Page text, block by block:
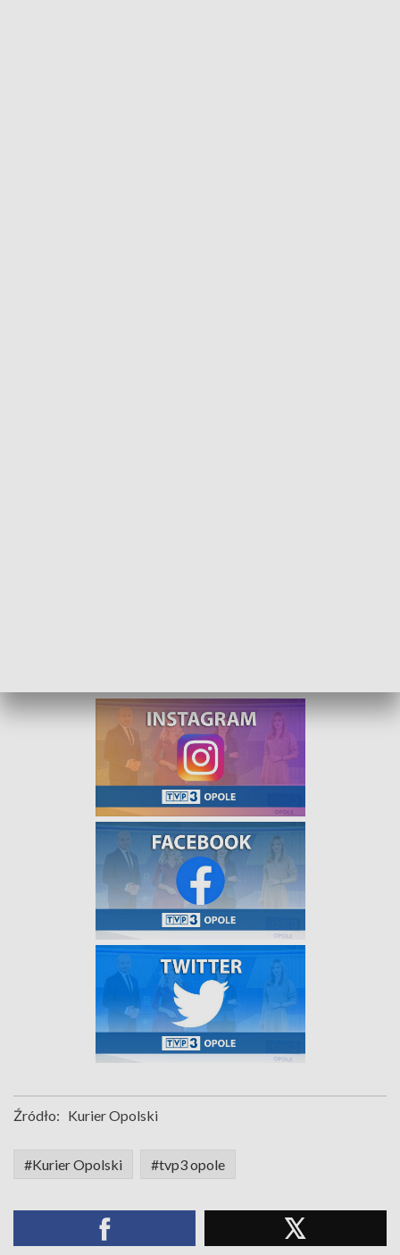
Źródło: Kurier Opolski
#Kurier Opolski #tvp3 opole